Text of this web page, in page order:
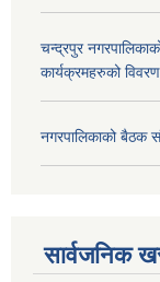
चन्द्रपुर
कार्यक्रमहरुको
नगरपालिकाको बैठक
सार्वजनिक